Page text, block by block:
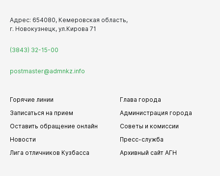
Адрес: 654080, Кемеровская область,
г. Новокузнецк, ул.Кирова 71
(3843) 32-15-00
postmaster@admnkz.info
Горячие линии
Записаться на прием
Оставить обращение онлайн
Новости
Лига отличников Кузбасса
Глава города
Администрация города
Советы и комиссии
Пресс-служба
Архивный сайт АГН